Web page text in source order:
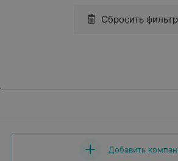
Сбросить
Добавить